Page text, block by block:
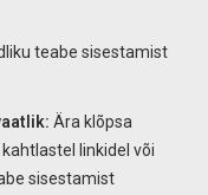
teabe sisestamist
Ära klõpsa
linkidel või
sisestamist